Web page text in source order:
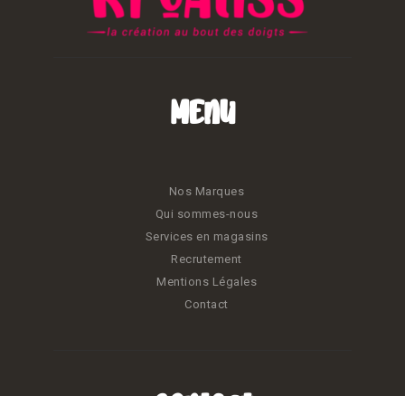
Menu
Nos Marques
Qui sommes-nous
Services en magasins
Recrutement
Mentions Légales
Contact